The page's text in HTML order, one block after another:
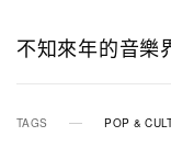
不知來年的音樂
TAGS POP &